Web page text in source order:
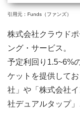
引用元：Funds（ファンズ）
株式会社クラウド
ング・サービス。
予定利回り1.5~6%
ケットを提供して
社」や「株式会社
社デュアルタップ